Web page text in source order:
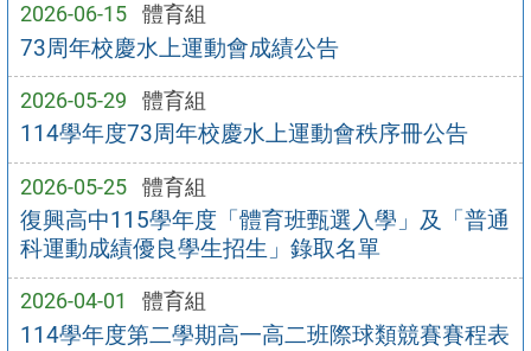
2026-06-15 體育組
73周年校慶水上運動會成績公告
2026-05-29 體育組
114學年度73周年校慶水上運動會秩序冊公告
2026-05-25 體育組
復興高中115學年度「體育班甄選入學」及「普通
科運動成績優良學生招生」錄取名單
2026-04-01 體育組
114學年度第二學期高一高二班際球類競賽賽程表